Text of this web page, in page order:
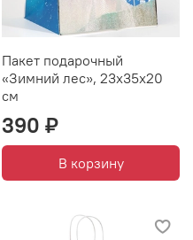
Пакет подарочный
«Зимний лес», 23х35х20
см
390 ₽
В корзину